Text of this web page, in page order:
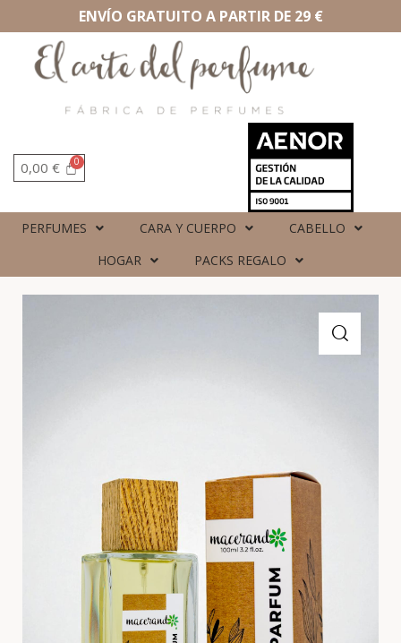
ENVÍO GRATUITO A PARTIR DE 29 €
0,00 €
PERFUMES CARA Y CUERPO
CABELLO
HOGAR
PACKS REGALO